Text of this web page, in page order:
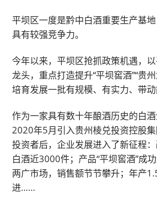
平坝区一度是黔中白酒重要生产基
具有较强竞争力。
今年以来，平坝区抢抓政策机遇，
龙头，重点打造提升“平坝窖酒”“贵
培育发展一批有规模、有实力、带动
作为一家具有数十年酿酒历史的白
2020年5月引入贵州棱兑投资控股
投资者后，企业发展进入了新征程
白酒近3000件；产品“平坝窖酒”成
两广市场，销售额节节攀升；年产
进……